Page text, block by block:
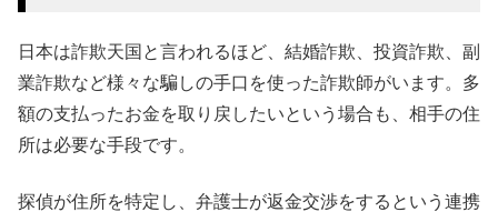
日本は詐欺天国と言われるほど、結婚詐欺、投資詐欺、副
業詐欺など様々な騙しの手口を使った詐欺師がいます。多
額の支払ったお金を取り戻したいという場合も、相手の住
所は必要な手段です。
探偵が住所を特定し、弁護士が返金交渉をするという連携